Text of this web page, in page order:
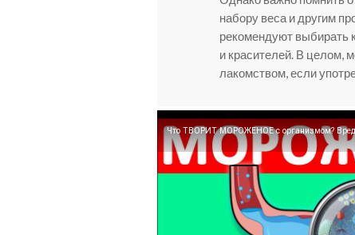
набору веса и другим
рекомендуют выбирать
и красителей. В целом,
лакомством, если
Что ТВОРИТ МОРОЖЕНОЕ с организмом? Вред